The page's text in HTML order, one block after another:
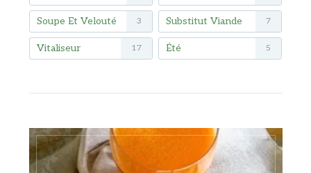
Soupe Et Velouté 3 Substitut Viande 7
Vitaliseur 17 Été 5